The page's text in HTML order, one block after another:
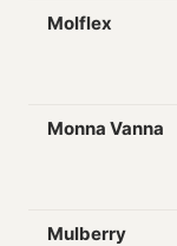
Molflex
Monna Vanna
Mulberry